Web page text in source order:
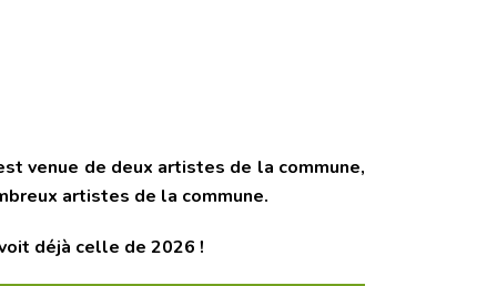
venue de deux artistes de la commune,
artistes de la commune.
déjà celle de 2026 !